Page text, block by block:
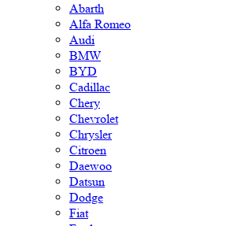
Abarth
Alfa Romeo
Audi
BMW
BYD
Cadillac
Chery
Chevrolet
Chrysler
Citroen
Daewoo
Datsun
Dodge
Fiat